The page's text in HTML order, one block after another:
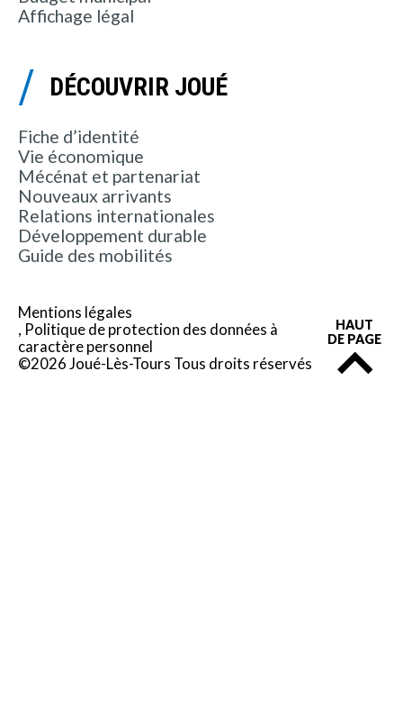
Affichage légal
DÉCOUVRIR JOUÉ
Fiche d’identité
Vie économique
Mécénat et partenariat
Nouveaux arrivants
Relations internationales
Développement durable
Guide des mobilités
Mentions légales
Politique de protection des données à
caractère personnel
©2026 Joué-Lès-Tours Tous droits réservés
HAUT
DE PAGE